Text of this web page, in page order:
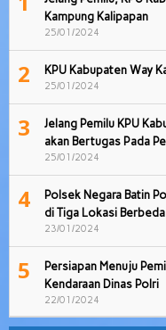
Kampung Kalipapan
25/01/2024
2 KPU Kabupaten Way
25/01/2024
3
Jelang Pemilu KPU
akan Bertugas Pada
25/01/2024
4
Polsek Negara Batin
di Tiga Lokasi Berbeda
23/01/2024
5
Persiapan Menuju
Kendaraan Dinas Polri
22/01/2024